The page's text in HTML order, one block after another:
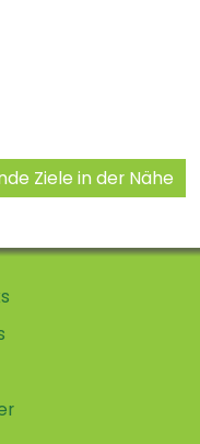
Ziele in der Nähe